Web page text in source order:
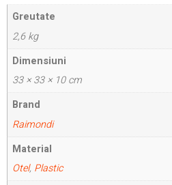
Greutate
2,6 kg
Dimensiuni
33 × 33 × 10 cm
Brand
Raimondi
Material
Otel, Plastic